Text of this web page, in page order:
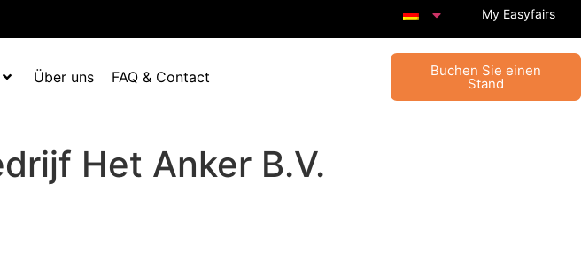
My Easyfairs
Über uns FAQ & Contact Buchen Sie einen
Stand
Het Anker B.V.